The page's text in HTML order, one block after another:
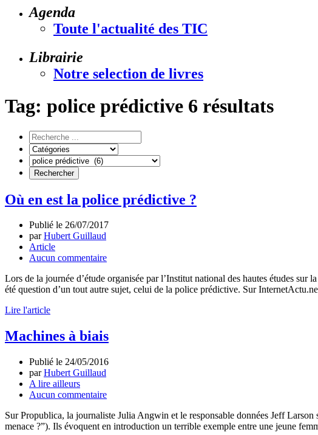
Agenda
Toute l'actualité des TIC
Librairie
Notre selection de livres
Tag: police prédictive 6 résultats
Où en est la police prédictive ?
Publié le 26/07/2017
parHubert Guillaud
Article
Aucun commentaire
Lors de la journée d’étude organisée par l’Institut national des hautes études sur
été question d’un tout autre sujet, celui de la police prédictive. Sur
Lire l'article
Machines à biais
Publié le 24/05/2016
parHubert Guillaud
A lire ailleurs
Aucun commentaire
Sur Propublica, la journaliste Julia Angwin et le responsable données Jeff
menace ?”). Ils évoquent en introduction un terrible exemple entre une jeune